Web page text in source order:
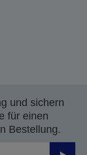
und sichern
für einen
Bestellung.